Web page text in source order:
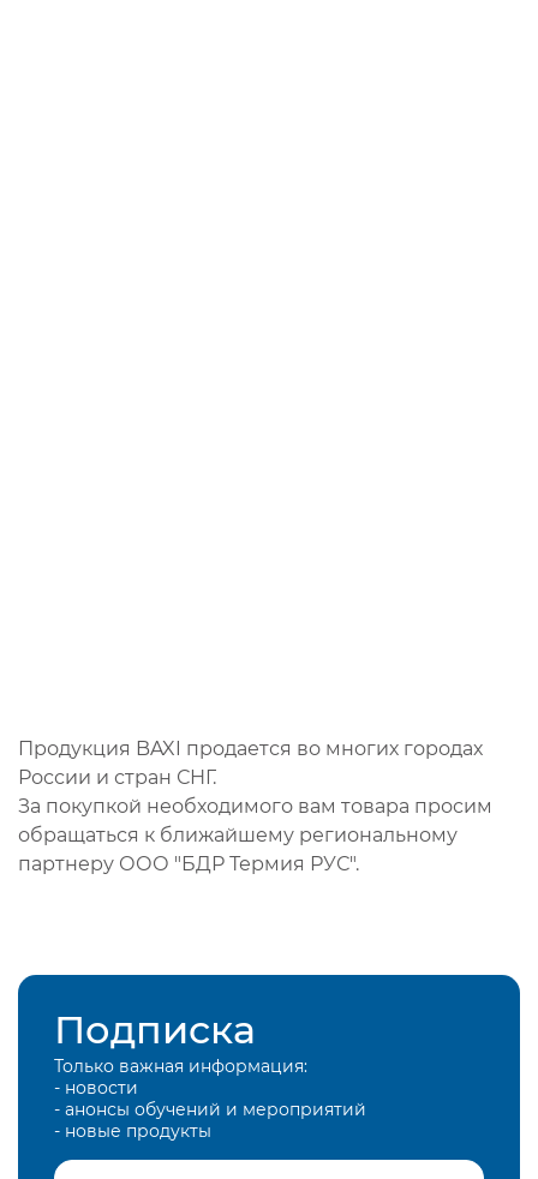
Продукция BAXI продается во многих городах
России и стран СНГ.
За покупкой необходимого вам товара просим
обращаться к ближайшему региональному
партнеру ООО "БДР Термия РУС".
Подписка
Только важная информация:
- новости
- анонсы обучений и мероприятий
- новые продукты